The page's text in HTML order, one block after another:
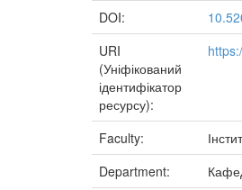
DOI:
URI
(Уніфікований
ідентифікатор
ресурсу):
Faculty:
Department: